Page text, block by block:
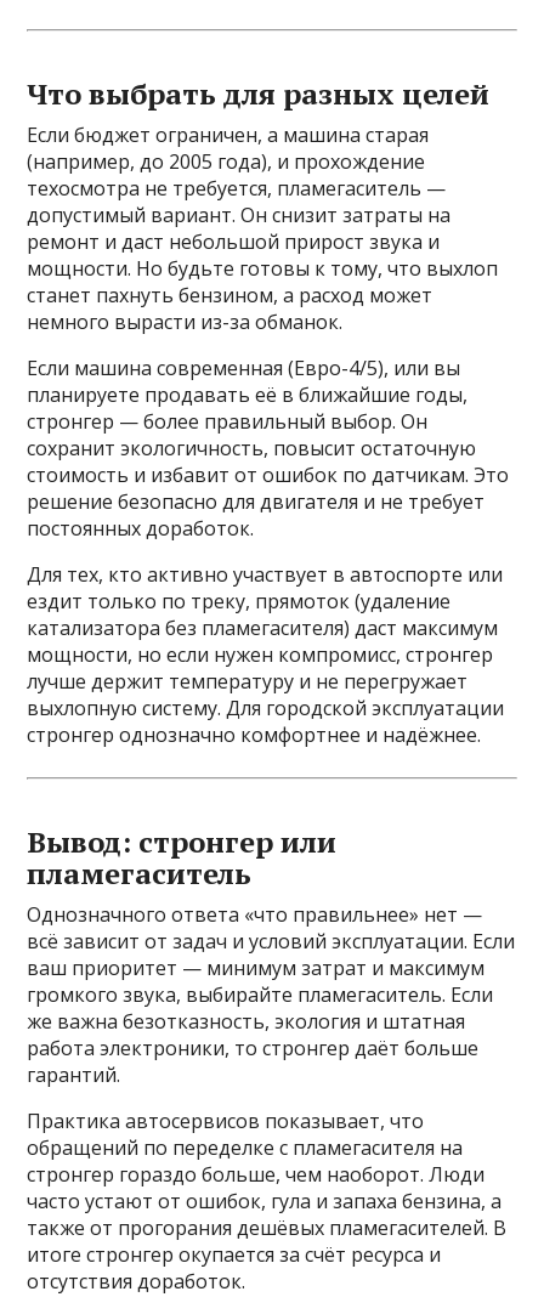
Что выбрать для разных целей
Если бюджет ограничен, а машина старая
(например, до 2005 года), и прохождение
техосмотра не требуется, пламегаситель —
допустимый вариант. Он снизит затраты на
ремонт и даст небольшой прирост звука и
мощности. Но будьте готовы к тому, что выхлоп
станет пахнуть бензином, а расход может
немного вырасти из-за обманок.
Если машина современная (Евро-4/5), или вы
планируете продавать её в ближайшие годы,
стронгер — более правильный выбор. Он
сохранит экологичность, повысит остаточную
стоимость и избавит от ошибок по датчикам. Это
решение безопасно для двигателя и не требует
постоянных доработок.
Для тех, кто активно участвует в автоспорте или
ездит только по треку, прямоток (удаление
катализатора без пламегасителя) даст максимум
мощности, но если нужен компромисс, стронгер
лучше держит температуру и не перегружает
выхлопную систему. Для городской эксплуатации
стронгер однозначно комфортнее и надёжнее.
Вывод: стронгер или
пламегаситель
Однозначного ответа «что правильнее» нет —
всё зависит от задач и условий эксплуатации. Если
ваш приоритет — минимум затрат и максимум
громкого звука, выбирайте пламегаситель. Если
же важна безотказность, экология и штатная
работа электроники, то стронгер даёт больше
гарантий.
Практика автосервисов показывает, что
обращений по переделке с пламегасителя на
стронгер гораздо больше, чем наоборот. Люди
часто устают от ошибок, гула и запаха бензина, а
также от прогорания дешёвых пламегасителей. В
итоге стронгер окупается за счёт ресурса и
отсутствия доработок.